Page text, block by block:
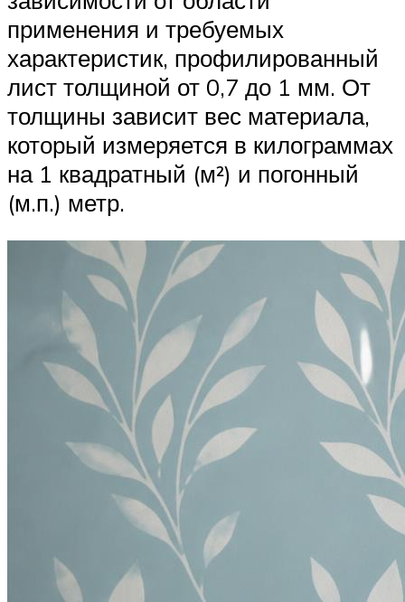
применения и требуемых
характеристик, профилированный
лист толщиной от 0,7 до 1 мм. От
толщины зависит вес материала,
который измеряется в килограммах
на 1 квадратный (м²) и погонный
(м.п.) метр.